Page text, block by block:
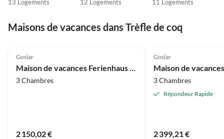
13 Logements 12 Logements 11 Logements
Maisons de vacances dans Trèfle de coq
Goslar
3 Chambres
2 150,02 €
Goslar
3 Chambres
Répondeur Rapide
2 399,21 €